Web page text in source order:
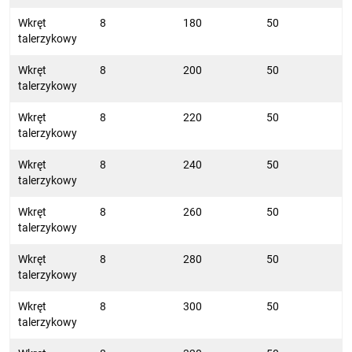
Wkręt
talerzykowy
8 180 50
Wkręt
talerzykowy
8 200 50
Wkręt
talerzykowy
8 220 50
Wkręt
talerzykowy
8 240 50
Wkręt
talerzykowy
8 260 50
Wkręt
talerzykowy
8 280 50
Wkręt
talerzykowy
8 300 50